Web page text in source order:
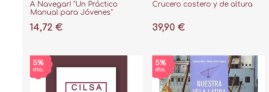
A Navegar! "Un Práctico
Manual para Jóvenes"
14,72 €
Crucero costero y de altura
39,90 €